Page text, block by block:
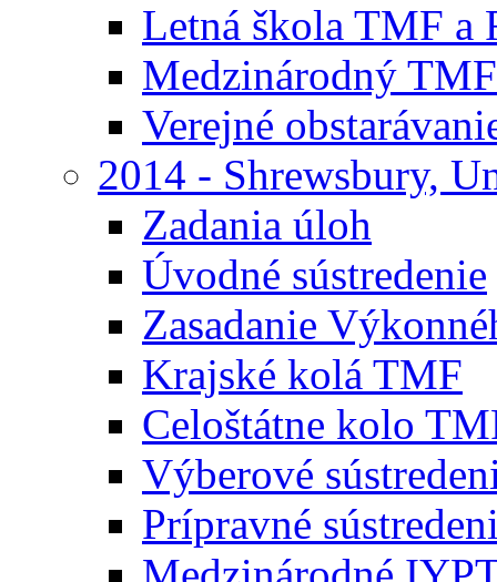
Letná škola TMF a
Medzinárodný TMF
Verejné
2014 - Shrewsbury,
Zadania úloh
Úvodné sústredenie
Zasadanie
Krajské kolá TMF
Celoštátne kolo
Výberové
Prípravné